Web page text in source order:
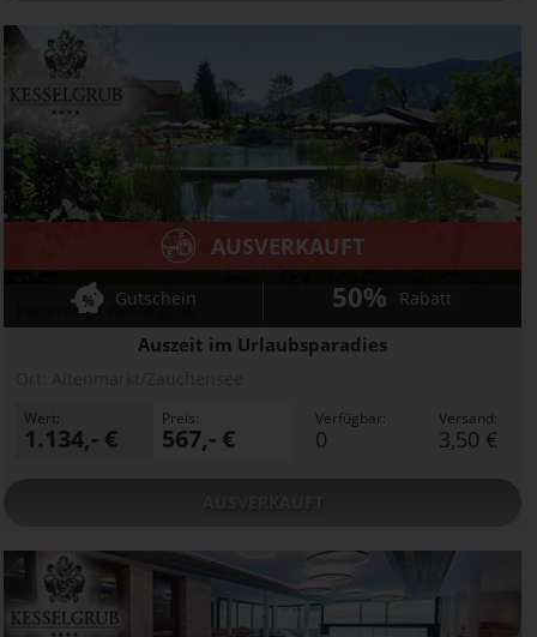
Ferienwelt Kesselgrub
Auszeit im Urlaubsparadies
AUSVERKAUFT
Gutschein 50% Rabatt
Wert:
1.134,- €
Preis:
567,- €
Verfügbar:
0
Versand:
3,50 €